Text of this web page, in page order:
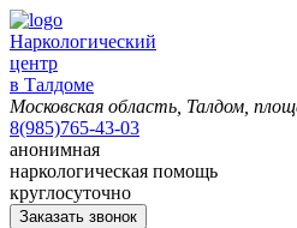
Наркологический
центр
в Талдоме
Московская область, Талдом,
8(985)765-43-03
анонимная
наркологическая помощь
круглосуточно
Заказать звонок